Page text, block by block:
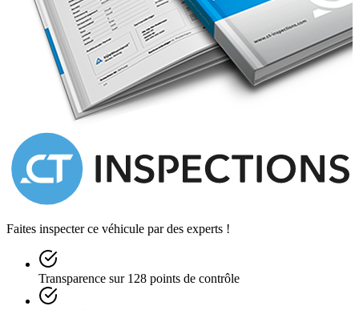
Faites inspecter ce véhicule par des experts !
Transparence sur 128 points de contrôle